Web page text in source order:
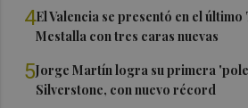
4El Valencia se presentó en el
Mestalla con tres caras nuevas
5Jorge Martín logra su primera
Silverstone, con nuevo récord